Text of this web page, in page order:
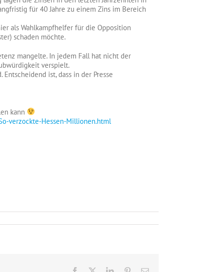
für 40 Jahre zu einem Zins im Bereich
als Wahlkampfhelfer für die Opposition
schaden möchte.
mangelte. In jedem Fall hat nicht der
verspielt.
ist, dass in der Presse
kann
verzockte-Hessen-Millionen.html
Facebook LinkedInPinterest
E-